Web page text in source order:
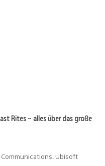
Rites – alles über das große
Communications, Ubisoft